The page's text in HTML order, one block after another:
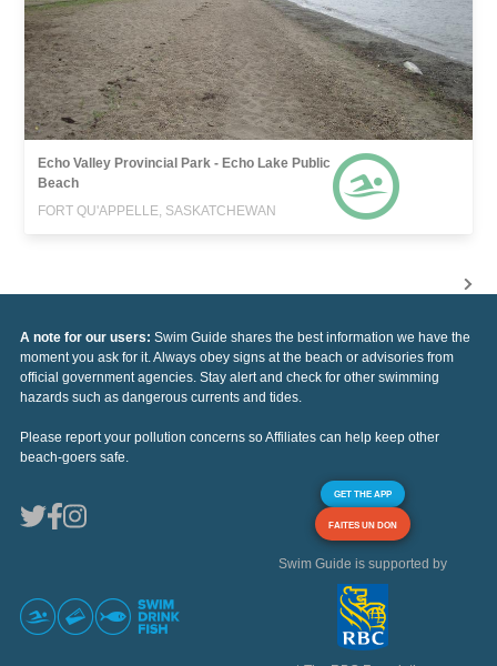
Echo Valley Provincial Park - Echo Lake Public
Beach
FORT QU'APPELLE, SASKATCHEWAN
A note for our users: Swim Guide shares the best information we have the
moment you ask for it. Always obey signs at the beach or advisories from
official government agencies. Stay alert and check for other swimming
hazards such as dangerous currents and tides.
Please report your pollution concerns so Affiliates can help keep other
beach-goers safe.
GET THE APP
FAITES UN DON
Swim Guide is supported by